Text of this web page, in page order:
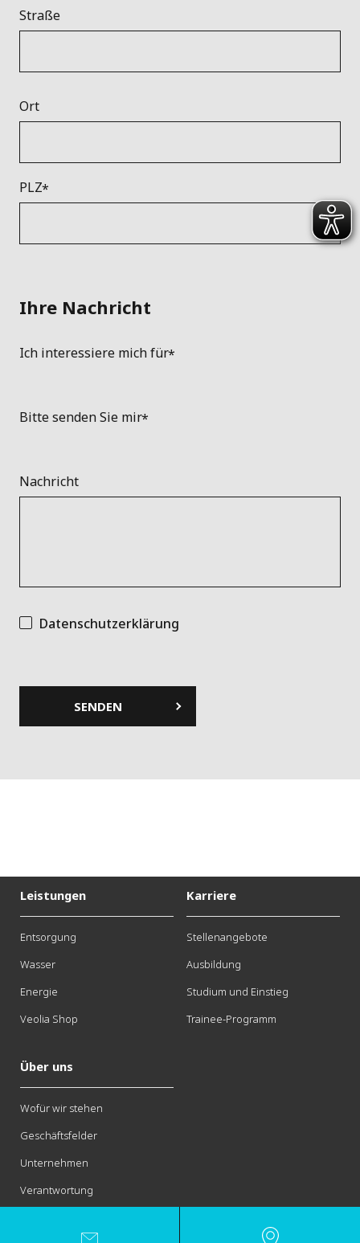
Straße
Ort
PLZ
Ihre Nachricht
Ich interessiere mich für
Bitte senden Sie mir
Nachricht
Datenschutzerklärung
Leistungen
Entsorgung
Wasser
Energie
Veolia Shop
Karriere
Stellenangebote
Ausbildung
Studium und Einstieg
Trainee-Programm
Über uns
Wofür wir stehen
Geschäftsfelder
Unternehmen
Verantwortung
Impressum Datenschutzhinweise